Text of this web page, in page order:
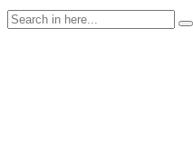
Search
for: